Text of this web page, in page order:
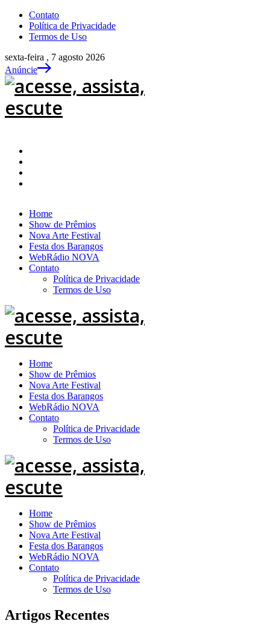
Contato
Política de Privacidade
Termos de Uso
sexta-feira , 7 agosto 2026
Anúncie
Home
Show de Prêmios
Nova Arte Festival
Festa dos Barangos
WebRádio NOVA
Contato
Política de Privacidade
Termos de Uso
Home
Show de Prêmios
Nova Arte Festival
Festa dos Barangos
WebRádio NOVA
Contato
Política de Privacidade
Termos de Uso
Home
Show de Prêmios
Nova Arte Festival
Festa dos Barangos
WebRádio NOVA
Contato
Política de Privacidade
Termos de Uso
Artigos Recentes